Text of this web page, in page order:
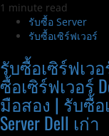
1 minute read
รับซื้อ Server
รับซื้อเซิร์ฟเวอร์
รับซื้อเซิร์ฟเวอ
ซื้อเซิร์ฟเวอร์
มือสอง | รับซื้อ
Server Dell เก่า